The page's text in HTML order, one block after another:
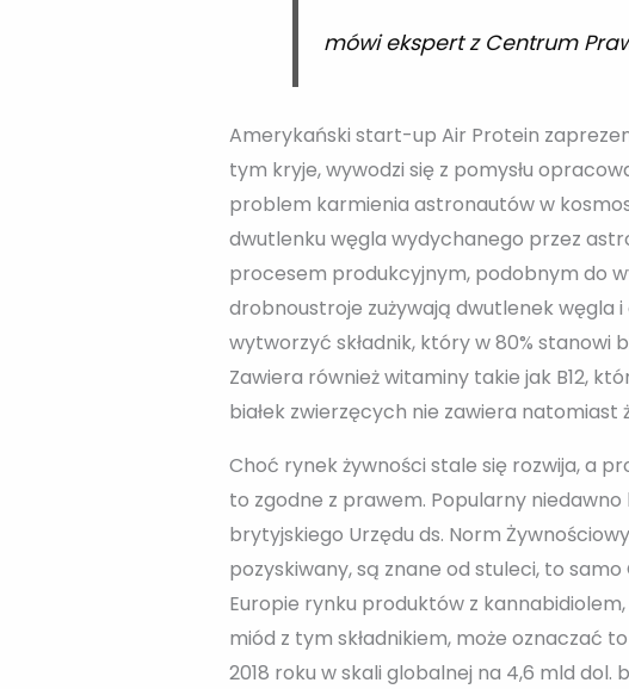
mówi ekspert z Centrum
Amerykański start-up Air Protein
tym kryje, wywodzi się z pomysłu
problem karmienia astronautów w
dwutlenku węgla wydychanego przez
procesem produkcyjnym, podobnym do
drobnoustroje zużywają dwutlenek węgla
wytworzyć składnik, który w 80% stanowi
Zawiera również witaminy takie jak B12,
białek zwierzęcych nie zawiera
Choć rynek żywności stale się rozwija, a
to zgodne z prawem. Popularny
brytyjskiego Urzędu ds. Norm
pozyskiwany, są znane od stuleci, to samo
Europie rynku produktów z
miód z tym składnikiem, może oznaczać
2018 roku w skali globalnej na 4,6 mld